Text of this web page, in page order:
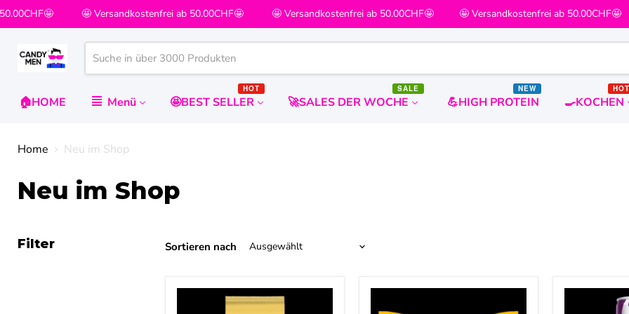
🤩 Versandkostenfrei ab 50.00CHF🤩 🤩 Versandkostenfrei ab 50.00CHF🤩 🤩 Versandkostenfrei ab 50.00CHF🤩
🏠HOME
Menü 🤩BEST SELLER
HOT
🚀SALES DER WOCHE
SALE
💪HIGH PROTEIN
NEW
🍳KOCHEN
HOT
Home Neu im Shop
Neu im Shop
Filter Sortieren nach